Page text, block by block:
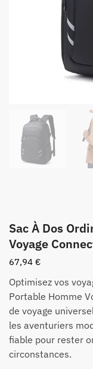
Sac À Dos
Voyage
67,94 €
Optimisez vos
Portable Homme
de voyage
les aventuriers
fiable pour rester
circonstances.